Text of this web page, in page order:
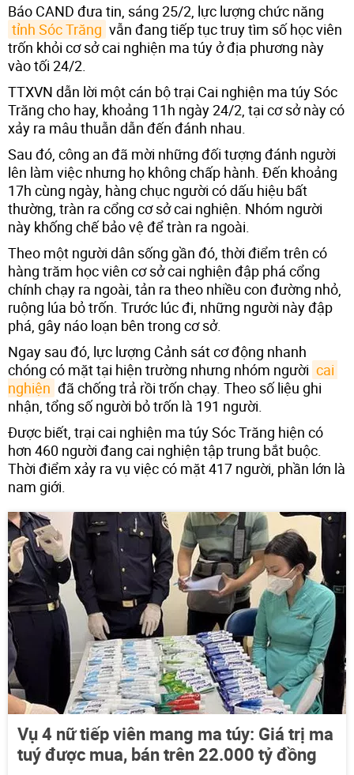
Báo CAND đưa tin, sáng 25/2, lực lượng chức năng
tỉnh Sóc Trăng vẫn đang tiếp tục truy tìm số học viên
trốn khỏi cơ sở cai nghiện ma túy ở địa phương này
vào tối 24/2.
TTXVN dẫn lời một cán bộ trại Cai nghiện ma túy Sóc
Trăng cho hay, khoảng 11h ngày 24/2, tại cơ sở này có
xảy ra mâu thuẫn dẫn đến đánh nhau.
Sau đó, công an đã mời những đối tượng đánh người
lên làm việc nhưng họ không chấp hành. Đến khoảng
17h cùng ngày, hàng chục người có dấu hiệu bất
thường, tràn ra cổng cơ sở cai nghiện. Nhóm người
này khống chế bảo vệ để tràn ra ngoài.
Theo một người dân sống gần đó, thời điểm trên có
hàng trăm học viên cơ sở cai nghiện đập phá cổng
chính chạy ra ngoài, tản ra theo nhiều con đường nhỏ,
ruộng lúa bỏ trốn. Trước lúc đi, những người này đập
phá, gây náo loạn bên trong cơ sở.
Ngay sau đó, lực lượng Cảnh sát cơ động nhanh
chóng có mặt tại hiện trường nhưng nhóm người cai
nghiện đã chống trả rồi trốn chạy. Theo số liệu ghi
nhận, tổng số người bỏ trốn là 191 người.
Được biết, trại cai nghiện ma túy Sóc Trăng hiện có
hơn 460 người đang cai nghiện tập trung bắt buộc.
Thời điểm xảy ra vụ việc có mặt 417 người, phần lớn là
nam giới.
Vụ 4 nữ tiếp viên mang ma túy: Giá trị ma
tuý được mua, bán trên 22.000 tỷ đồng